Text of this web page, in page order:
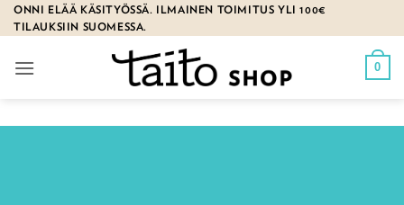
Skip
to
ONNI ELÄÄ KÄSITYÖSSÄ. ILMAINEN TOIMITUS YLI 100€
TILAUKSIIN SUOMESSA.
0